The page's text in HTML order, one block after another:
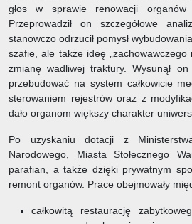
głos w sprawie renowacji organów
Przeprowadził on szczegółowe
stanowczo odrzucił pomysł
szafie, ale także ideę
zmianę wadliwej traktury. Wysunął
przebudować na system całkowicie
sterowaniem rejestrów oraz z
dało organom większy charakter
Po uzyskaniu dotacji z
Narodowego, Miasta Stołecznego
parafian, a także dzięki prywatnym
remont organów. Prace obejmowały
całkowitą restaurację